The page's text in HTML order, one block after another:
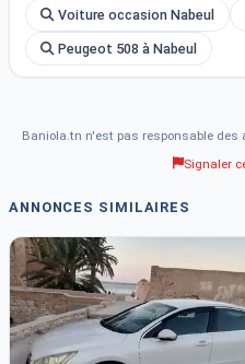
Voiture occasion Nabeul
Peugeot 508 à Nabeul
Baniola.tn n'est pas responsable
Signaler
ANNONCES SIMILAIRES